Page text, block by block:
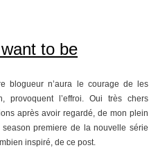
to be
blogueur n’aura le courage de les
provoquent l’effroi. Oui très chers
après avoir regardé, de mon plein
premiere de la nouvelle série
inspiré, de ce post.